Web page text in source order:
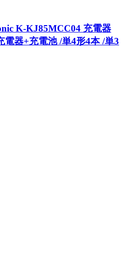
K-KJ85MCC04 充電器
電器+充電池 /単4形4本 /単3